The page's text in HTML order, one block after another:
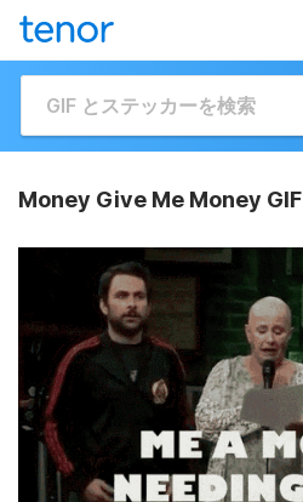
Money Give Me Money GIF